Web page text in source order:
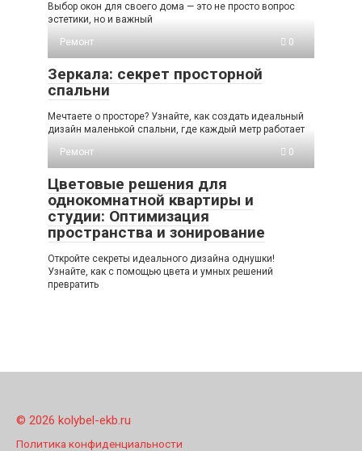
Выбор окон для своего дома — это не просто вопрос
эстетики, но и важный
Ремонт
0
Зеркала: секрет просторной
спальни
Мечтаете о просторе? Узнайте, как создать идеальный
дизайн маленькой спальни, где каждый метр работает
Ремонт
0
Цветовые решения для
однокомнатной квартиры и
студии: Оптимизация
пространства и зонирование
Откройте секреты идеального дизайна однушки!
Узнайте, как с помощью цвета и умных решений
превратить
© 2026 kolybel-ekb.ru
Политика конфиденциальности